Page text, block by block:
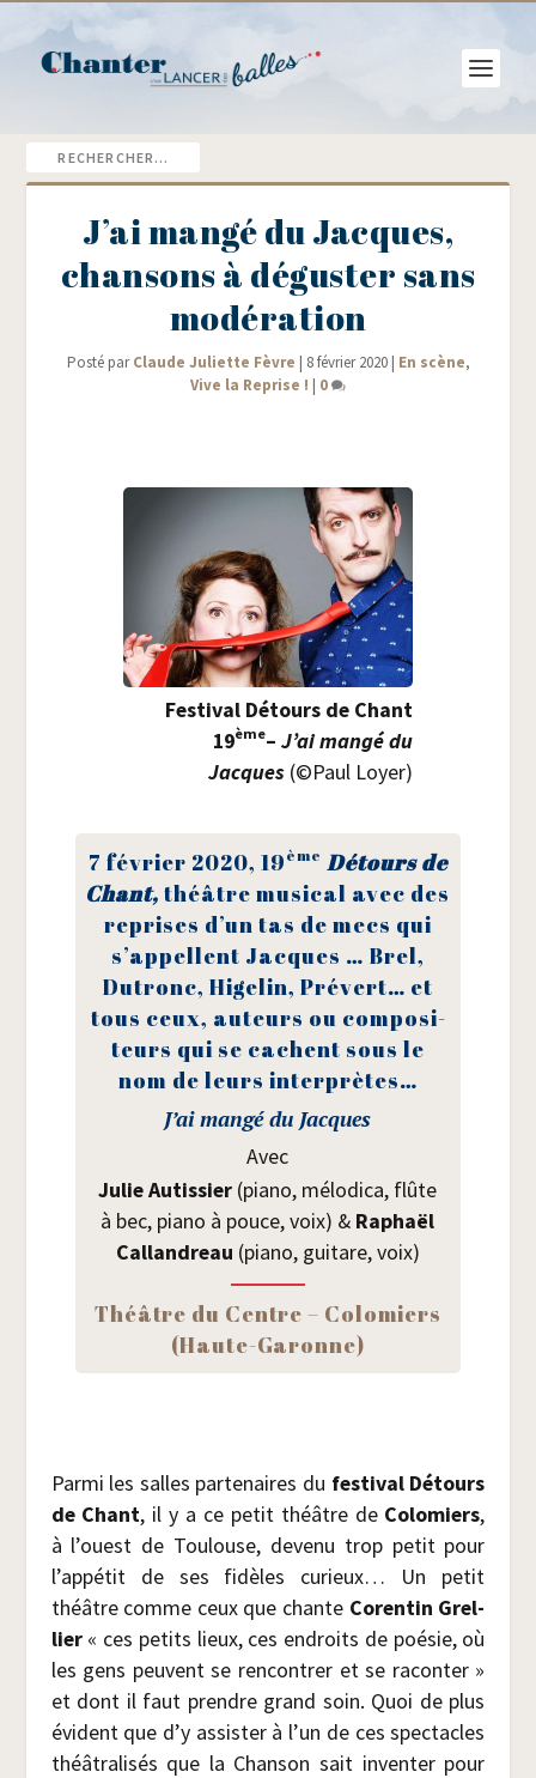
J’ai mangé du Jacques,
chansons à déguster sans
modération
Posté parClaude Juliette Fèvre | 8 février 2020| En scène,
Vive la Reprise ! | 0
Fes­ti­val Détours de Chant
19ème– J’ai man­gé du
Jacques (©Paul Loyer)
7 février 2020, 19ème Détours de
Chant, théâtre musi­cal avec des
reprises d’un tas de mecs qui
s’appellent Jacques … Brel,
Dutronc, Hige­lin, Pré­vert… et
tous ceux, auteurs ou com­po­si­
teurs qui se cachent sous le
nom de leurs interprètes…
J’ai man­gé du Jacques
Avec
Julie Autis­sier (pia­no, mélo­di­ca, flûte
à bec, pia­no à pouce, voix) & Raphaël
Cal­lan­dreau (pia­no, gui­tare, voix)
Théâtre du Centre – Colo­miers
(Haute-Garonne)
Par­mi les salles par­te­naires du fes­ti­val Détours
de Chant, il y a ce petit théâtre de Colo­miers,
à l’ouest de Tou­louse, deve­nu trop petit pour
l’appétit de ses fidèles curieux… Un petit
théâtre comme ceux que chante Coren­tin Grel­
lier« ces petits lieux, ces endroits de poé­sie, où
les gens peuvent se ren­con­trer et se racon­ter »
et dont il faut prendre grand soin. Quoi de plus
évident que d’y assis­ter à l’un de ces spec­tacles
théâ­tra­li­sés que la Chan­son sait inven­ter pour